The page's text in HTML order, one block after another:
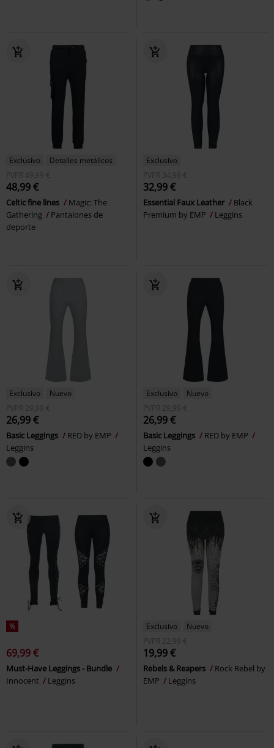
Exclusivo
Detalles metálicos
PVPR 49,99 €
48,99 €
Celtic fine lines
Magic: The
Gathering
Pantalones de
deporte
Exclusivo
PVPR 34,99 €
32,99 €
Essential Faux Leather
Black
Premium by EMP
Leggins
Exclusivo
Nuevo
PVPR 29,99 €
26,99 €
Basic Leggings
RED by EMP
Leggins
Exclusivo
Nuevo
PVPR 29,99 €
26,99 €
Basic Leggings
RED by EMP
Leggins
%
69,99 €
Must-Have Leggings - Bundle
Innocent
Leggins
Exclusivo
Nuevo
PVPR 22,99 €
19,99 €
Rebels & Reapers
Rock Rebel by
EMP
Leggins